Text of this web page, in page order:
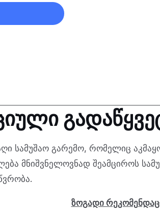
სამუშაო გარემო, რომელიც
მნიშვნელოვნად შეამციროს
ზოგადი